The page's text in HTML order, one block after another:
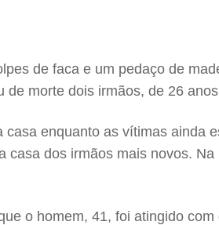
de faca e um pedaço de
morte dois irmãos, de 26
enquanto as vítimas ainda
dos irmãos mais novos.
o homem, 41, foi atingido